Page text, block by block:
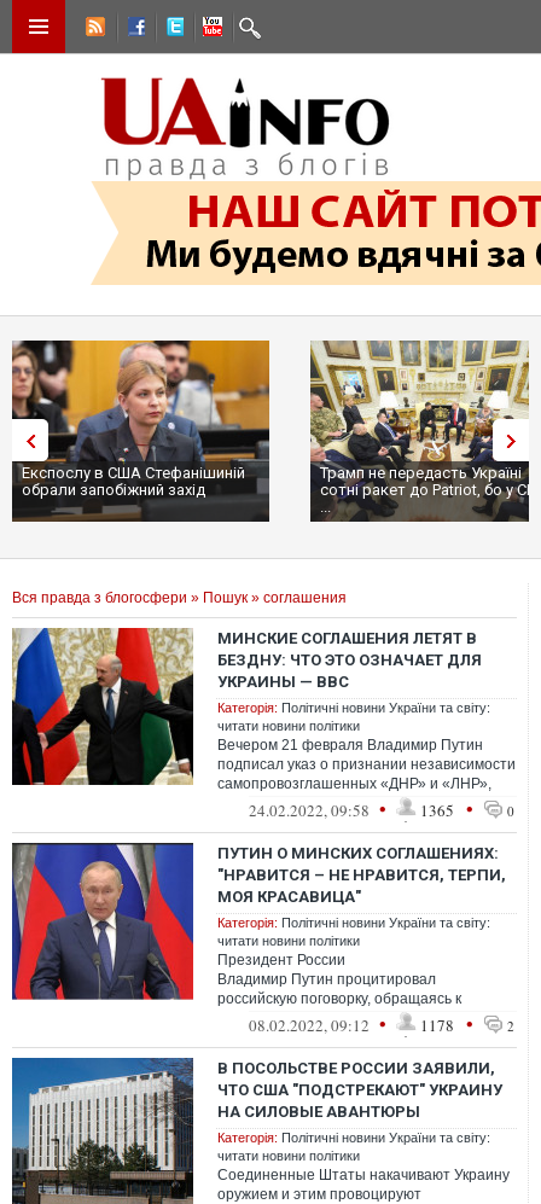
Експослу в США Стефанішиній
обрали запобіжний захід
Трамп не передасть Україні
сотні ракет до Patriot, бо у
...
Вся правда з блогосфери » Пошук » соглашения
МИНСКИЕ СОГЛАШЕНИЯ ЛЕТЯТ В
БЕЗДНУ: ЧТО ЭТО ОЗНАЧАЕТ ДЛЯ
УКРАИНЫ — BBC
Категорія: Політичні новини України та світу:
читати новини політики
Вечером 21 февраля Владимир Путин
подписал указ о признании независимости
самопровозглашенных «ДНР» и «ЛНР»,
фактически нарушив Минские соглашения,
24.02.2022, 09:58 • 1365 • 0
ПУТИН О МИНСКИХ СОГЛАШЕНИЯХ:
"НРАВИТСЯ – НЕ НРАВИТСЯ, ТЕРПИ,
МОЯ КРАСАВИЦА"
Категорія: Політичні новини України та світу:
читати новини політики
Президент России
Владимир Путин процитировал
российскую поговорку, обращаясь к
властям Украины с требованием
выполнять Минские соглашения
08.02.2022, 09:12 • 1178 • 2
В ПОСОЛЬСТВЕ РОССИИ ЗАЯВИЛИ,
ЧТО США "ПОДСТРЕКАЮТ" УКРАИНУ
НА СИЛОВЫЕ АВАНТЮРЫ
Категорія: Політичні новини України та світу:
читати новини політики
Соединенные Штаты накачивают Украину
оружием и этим провоцируют